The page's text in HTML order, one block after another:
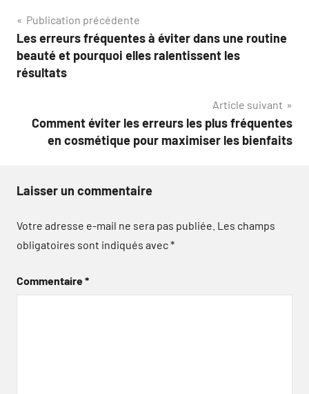
Navigation
de
l’article
Publication précédente
Les erreurs fréquentes à éviter dans une routine
beauté et pourquoi elles ralentissent les
résultats
Article suivant
Comment éviter les erreurs les plus fréquentes
en cosmétique pour maximiser les bienfaits
Laisser un commentaire
Votre adresse e-mail ne sera pas publiée. Les champs
obligatoires sont indiqués avec*
Commentaire*